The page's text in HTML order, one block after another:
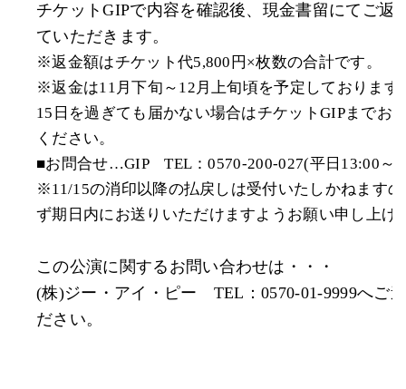
チケットGIPで内容を確認後、現金書留にてご返
ていただきます。
※返金額はチケット代5,800円×枚数の合計です。
※返金は11月下旬～12月上旬頃を予定しております
15日を過ぎても届かない場合はチケットGIPまでお
ください。
■お問合せ…GIP TEL：0570-200-027(平日13:00～
※11/15の消印以降の払戻しは受付いたしかねます
ず期日内にお送りいただけますようお願い申し上げ
この公演に関するお問い合わせは・・・
(株)ジー・アイ・ピー TEL：0570-01-9999へご
ださい。